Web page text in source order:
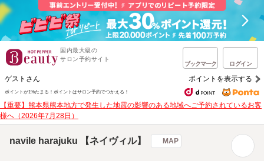
国内最大級の
サロン予約サイト
ブックマーク ログイン
ゲストさん ポイントを表示する
ポイントが1%たまる！ ポイントはサロン予約でつかえる！
【重要】熊本県熊本地方で発生した地震の影響のある地域へご予約されているお客
様へ（2026年7月28日）
navile harajuku 【ネイヴィル】 MAP